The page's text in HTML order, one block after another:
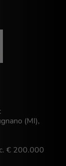
(MI),
€ 200.000